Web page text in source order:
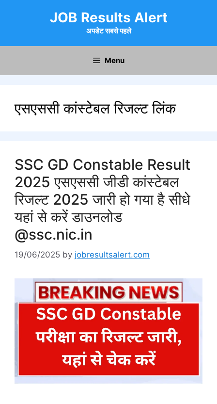
JOB Results Alert
अपडेट सबसे पहले
Menu
एसएससी कांस्टेबल रिजल्ट लिंक
SSC GD Constable Result
2025 एसएससी जीडी कांस्टेबल
रिजल्ट 2025 जारी हो गया है सीधे
यहां से करें डाउनलोड
@ssc.nic.in
19/06/2025 by jobresultsalert.com